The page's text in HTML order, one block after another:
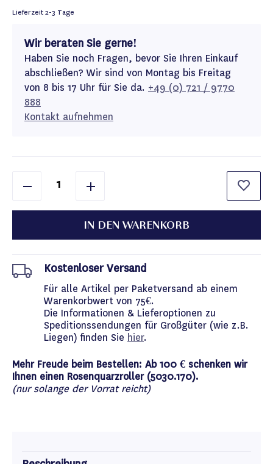
Lieferzeit2-3 Tage
Wir beraten Sie gerne!
Haben Sie noch Fragen, bevor Sie Ihren Einkauf
abschließen? Wir sind von Montag bis Freitag
von 8 bis 17 Uhr für Sie da. +49 (0) 721 / 9770
888
Kontakt aufnehmen
IN DEN WARENKORB
Kostenloser Versand
Für alle Artikel per Paketversand ab einem
Warenkorbwert von 75€.
Die Informationen & Lieferoptionen zu
Speditionssendungen für Großgüter (wie z.B.
Liegen) finden Sie hier.
Mehr Freude beim Bestellen: Ab 100 € schenken wir
Ihnen einen Rosenquarzroller (5030.170).
(nur solange der Vorrat reicht)